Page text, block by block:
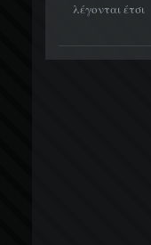
λέγονται έτσι